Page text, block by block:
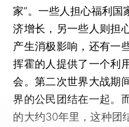
家”。一些人担心福利
济增长，另一些人则担
产生消极影响，还有一
挥霍的人提供了一个利
会。第二次世界大战期
界的公民团结在一起。
的大约30年里，这种团